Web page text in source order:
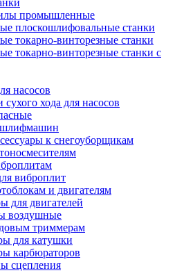
промышленные
плоскошлифовальные станки
токарно-винторезные станки
токарно-винторезные станки с
насосов
сухого хода для насосов
шлифмашин
к снегоуборщикам
виброплит
и двигателям
для двигателей
воздушные
триммерам
для катушки
карбюраторов
сцепления